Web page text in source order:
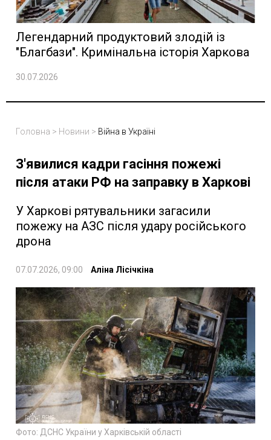
Легендарний продуктовий злодій із
"Благбази". Кримінальна історія Харкова
30.07.2026
Головна > Новини > Війна в Україні
З'явилися кадри гасіння пожежі
після атаки РФ на заправку в Харкові
У Харкові рятувальники загасили
пожежу на АЗС після удару російського
дрона
07.07.2026, 09:00 Аліна Лісічкіна
Фото: ДСНС України у Харківській області